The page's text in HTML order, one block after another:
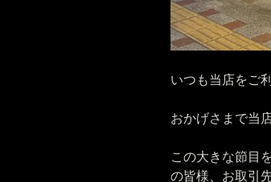
いつも当店をご
おかげさまで当
この大きな節目
の皆様、お取引